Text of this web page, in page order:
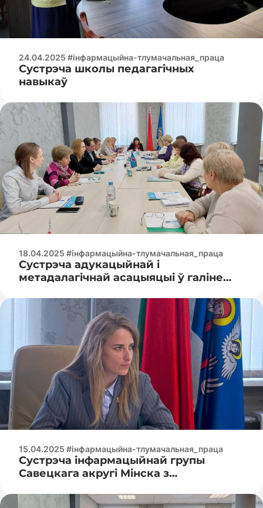
24.04.2025 #інфармацыйна-тлумачальная_праца
Сустрэча школы педагагічных
навыкаў
18.04.2025 #інфармацыйна-тлумачальная_праца
Сустрэча адукацыйнай і
метадалагічнай асацыяцыі ў галіне
рэспубліканскім узроўні ў галіне
інфармацыйных і камунікацыйных
тэхналогій, электронікі,
аўтаматызацыі і паштовых паслуг
15.04.2025 #інфармацыйна-тлумачальная_праца
Сустрэча інфармацыйнай групы
Савецкага акругі Мінска з